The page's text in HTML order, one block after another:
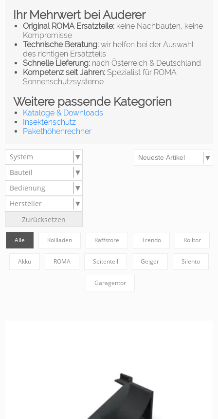
Ihr Mehrwert bei Auderer
Original ROMA Ersatzteile: keine Nachbauten, keine
Kompromisse
Technische Beratung: wir helfen bei der Auswahl
des richtigen Ersatzteils
Schnelle Lieferung: nach Österreich & Deutschland
Kompetenz seit Jahren: Spezialist für ROMA
Sonnenschutzsysteme
Weitere passende Kategorien
Kataloge & Downloads
Insektenschutz
Pakethöhenrechner
System
Bauteil
Bedienung
Hersteller
Zurücksetzen
Alle Rollladen Raffstore Trendo Rolltor
Akku ROMA Seitenteil Geiger Silento
Garagentor